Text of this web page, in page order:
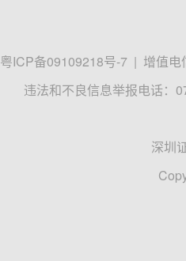
粤ICP备09109218号-7 | 增值电
违法和不良信息举报电话：
深圳